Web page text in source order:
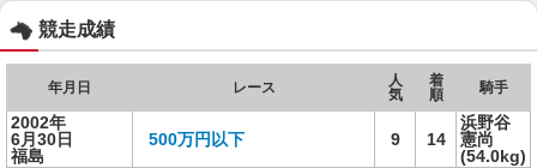
競走成績
年月日 レース
人
気
着
順
騎手
2002年
6月30日
福島
500万円以下 9 14
浜野谷
憲尚
(54.0kg)